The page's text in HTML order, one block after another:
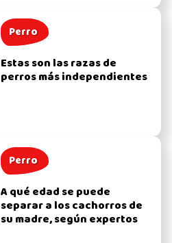
Perro
Estas son las razas de
perros más independientes
Perro
A qué edad se puede
separar a los cachorros de
su madre, según expertos